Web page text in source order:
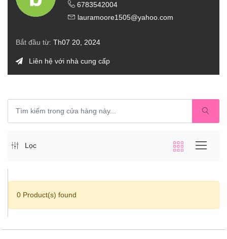
6783542004
lauramoore1505@yahoo.com
Bắt đầu từ: Th07 20, 2024
Liên hệ với nhà cung cấp
Lọc
0 Product(s) found